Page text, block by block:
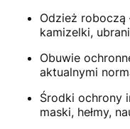
Odzież roboczą
kamizelki,
Obuwie
aktualnymi
Środki ochrony
maski, hełmy,